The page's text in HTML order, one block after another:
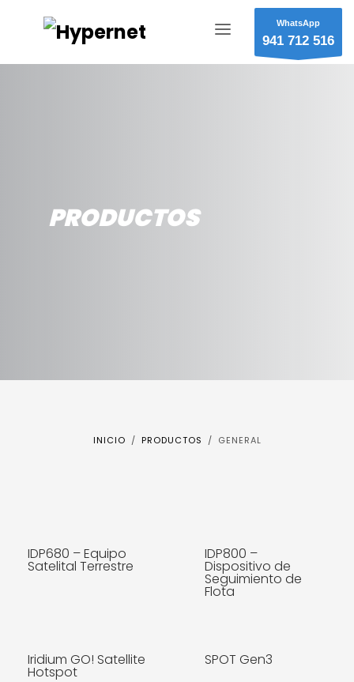
WhatsApp
941 712 516
PRODUCTOS
INICIO PRODUCTOS GENERAL
IDP680 – Equipo
Satelital Terrestre
IDP800 –
Dispositivo de
Seguimiento de
Flota
Iridium GO! Satellite
Hotspot
SPOT Gen3